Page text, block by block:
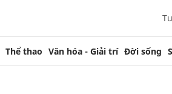
Thể thao Văn hóa - Giải trí Đời sống